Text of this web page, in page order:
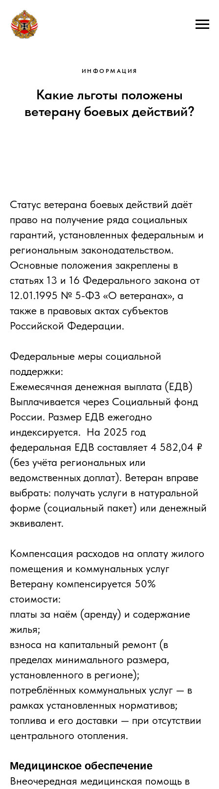
ИНФОРМАЦИЯ
Какие льготы положены
ветерану боевых действий?
Статус ветерана боевых действий даёт
право на получение ряда социальных
гарантий, установленных федеральным и
региональным законодательством.
Основные положения закреплены в
статьях 13 и 16 Федерального закона от
12.01.1995 № 5-ФЗ «О ветеранах», а
также в правовых актах субъектов
Российской Федерации.
Федеральные меры социальной
поддержки:
Ежемесячная денежная выплата (ЕДВ)
Выплачивается через Социальный фонд
России. Размер ЕДВ ежегодно
индексируется. На 2025 год
федеральная ЕДВ составляет 4 582,04 ₽
(без учёта региональных или
ведомственных доплат). Ветеран вправе
выбрать: получать услуги в натуральной
форме (социальный пакет) или денежный
эквивалент.
Компенсация расходов на оплату жилого
помещения и коммунальных услуг
Ветерану компенсируется 50%
стоимости:
платы за наём (аренду) и содержание
жилья;
взноса на капитальный ремонт (в
пределах минимального размера,
установленного в регионе);
потреблённых коммунальных услуг — в
рамках установленных нормативов;
топлива и его доставки — при отсутствии
центрального отопления.
Медицинское обеспечение
Внеочередная медицинская помощь в